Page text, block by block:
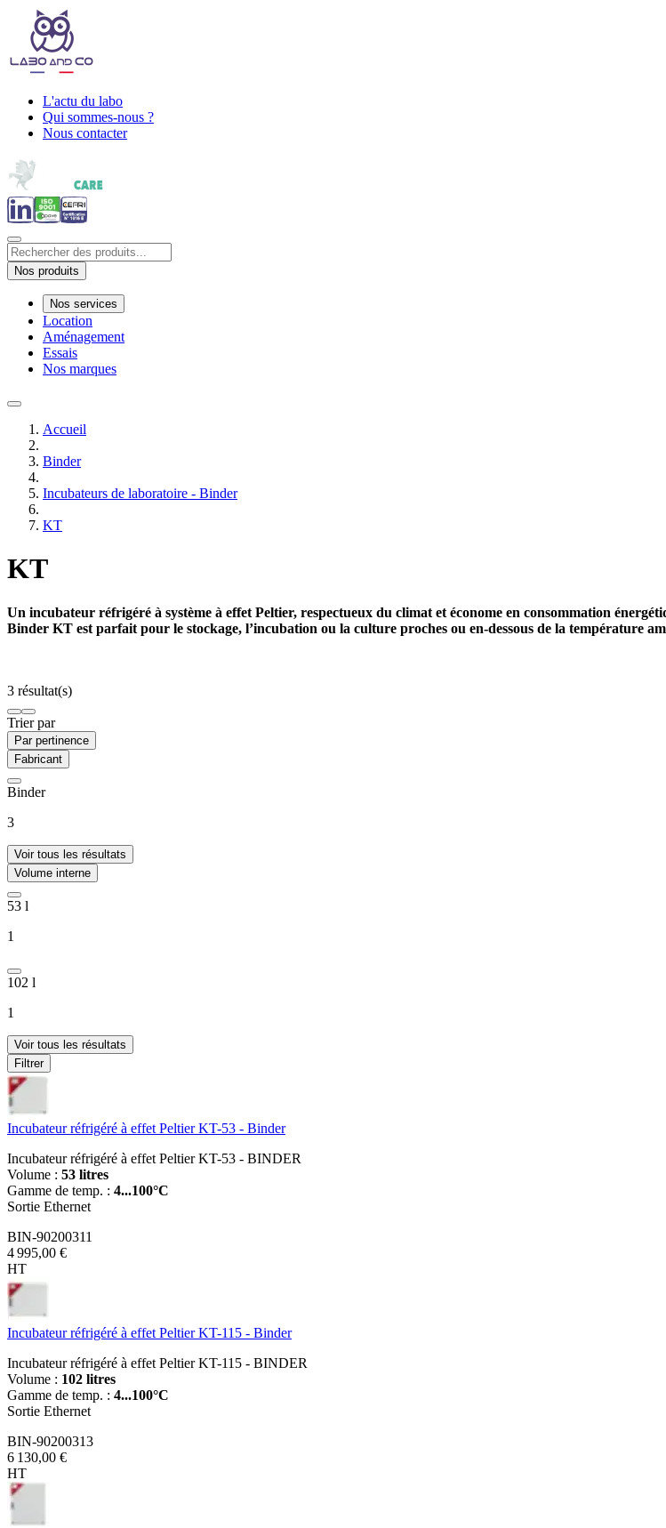
L'actu du labo
Qui sommes-nous ?
Nous contacter
Nos produits
Nos services
Location
Aménagement
Essais
Nos marques
Accueil
Binder
Incubateurs de laboratoire - Binder
KT
KT
Un incubateur réfrigéré à système à effet Peltier, respectueux du climat et économe en consommation
Binder KT est parfait pour le stockage, l’incubation ou la culture proches ou en-dessous de la température
3 résultat(s)
Trier par
Par pertinence
Fabricant
Binder
3
Voir tous les résultats
Volume interne
53 l
1
102 l
1
Voir tous les résultats
Filtrer
Incubateur réfrigéré à effet Peltier KT-53 - Binder
Incubateur réfrigéré à effet Peltier KT-53 - BINDER
Volume : 53 litres
Gamme de temp. : 4...100°C
Sortie Ethernet
BIN-90200311
4 995,00 €
HT
Incubateur réfrigéré à effet Peltier KT-115 - Binder
Incubateur réfrigéré à effet Peltier KT-115 - BINDER
Volume : 102 litres
Gamme de temp. : 4...100°C
Sortie Ethernet
BIN-90200313
6 130,00 €
HT